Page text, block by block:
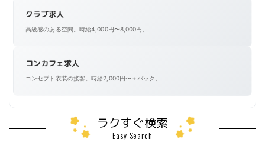
クラブ求人
高級感のある空間。時給4,000円〜8,000円。
コンカフェ求人
コンセプト衣装の接客。時給2,000円〜＋バック。
ラクすぐ検索
Easy Search